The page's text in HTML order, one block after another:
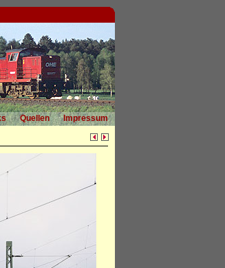
Quellen
Impressum